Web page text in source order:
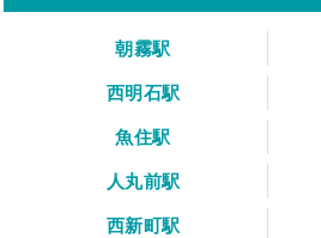
朝霧駅
西明石駅
魚住駅
人丸前駅
西新町駅